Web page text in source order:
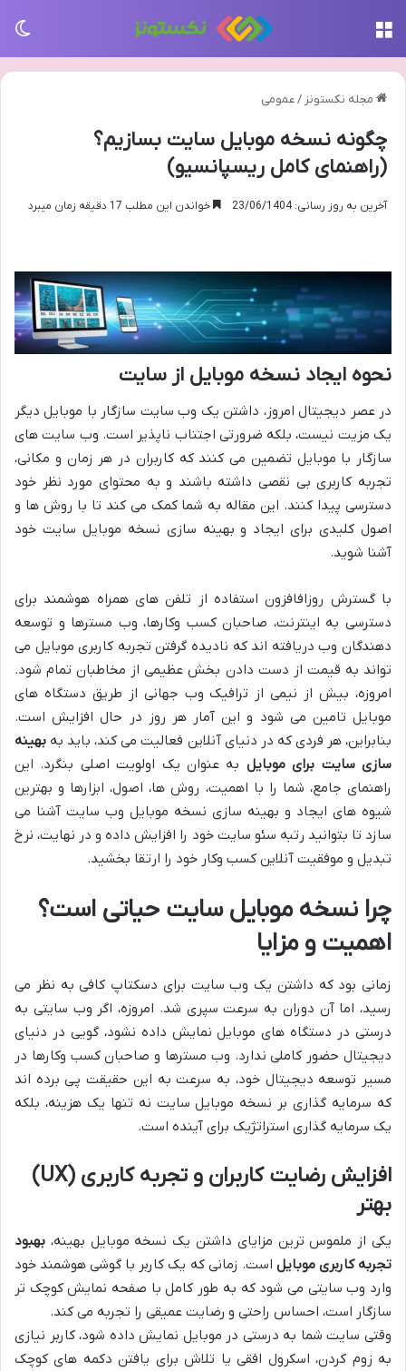
مجله نکستونز /عمومی
چگونه نسخه موبایل سایت بسازیم؟
(راهنمای کامل ریسپانسیو)
آخرین به روز رسانی: 23/06/1404 خواندن این مطلب 17 دقیقه زمان میبرد
نحوه ایجاد نسخه موبایل از سایت
در عصر دیجیتال امروز، داشتن یک وب سایت سازگار با موبایل دیگر
یک مزیت نیست، بلکه ضرورتی اجتناب ناپذیر است. وب سایت های
سازگار با موبایل تضمین می کنند که کاربران در هر زمان و مکانی،
تجربه کاربری بی نقصی داشته باشند و به محتوای مورد نظر خود
دسترسی پیدا کنند. این مقاله به شما کمک می کند تا با روش ها و
اصول کلیدی برای ایجاد و بهینه سازی نسخه موبایل سایت خود
آشنا شوید.
با گسترش روزافافزون استفاده از تلفن های همراه هوشمند برای
دسترسی به اینترنت، صاحبان کسب وکارها، وب مسترها و توسعه
دهندگان وب دریافته اند که نادیده گرفتن تجربه کاربری موبایل می
تواند به قیمت از دست دادن بخش عظیمی از مخاطبان تمام شود.
امروزه، بیش از نیمی از ترافیک وب جهانی از طریق دستگاه های
موبایل تامین می شود و این آمار هر روز در حال افزایش است.
بنابراین، هر فردی که در دنیای آنلاین فعالیت می کند، باید به بهینه
سازی سایت برای موبایل به عنوان یک اولویت اصلی بنگرد. این
راهنمای جامع، شما را با اهمیت، روش ها، اصول، ابزارها و بهترین
شیوه های ایجاد و بهینه سازی نسخه موبایل وب سایت آشنا می
سازد تا بتوانید رتبه سئو سایت خود را افزایش داده و در نهایت، نرخ
تبدیل و موفقیت آنلاین کسب وکار خود را ارتقا بخشید.
چرا نسخه موبایل سایت حیاتی است؟
اهمیت و مزایا
زمانی بود که داشتن یک وب سایت برای دسکتاپ کافی به نظر می
رسید، اما آن دوران به سرعت سپری شد. امروزه، اگر وب سایتی به
درستی در دستگاه های موبایل نمایش داده نشود، گویی در دنیای
دیجیتال حضور کاملی ندارد. وب مسترها و صاحبان کسب وکارها در
مسیر توسعه دیجیتال خود، به سرعت به این حقیقت پی برده اند
که سرمایه گذاری بر نسخه موبایل سایت نه تنها یک هزینه، بلکه
یک سرمایه گذاری استراتژیک برای آینده است.
افزایش رضایت کاربران و تجربه کاربری (UX)
بهتر
یکی از ملموس ترین مزایای داشتن یک نسخه موبایل بهینه، بهبود
تجربه کاربری موبایل است. زمانی که یک کاربر با گوشی هوشمند خود
وارد وب سایتی می شود که به طور کامل با صفحه نمایش کوچک تر
سازگار است، احساس راحتی و رضایت عمیقی را تجربه می کند.
وقتی سایت شما به درستی در موبایل نمایش داده شود، کاربر نیازی
به زوم کردن، اسکرول افقی یا تلاش برای یافتن دکمه های کوچک